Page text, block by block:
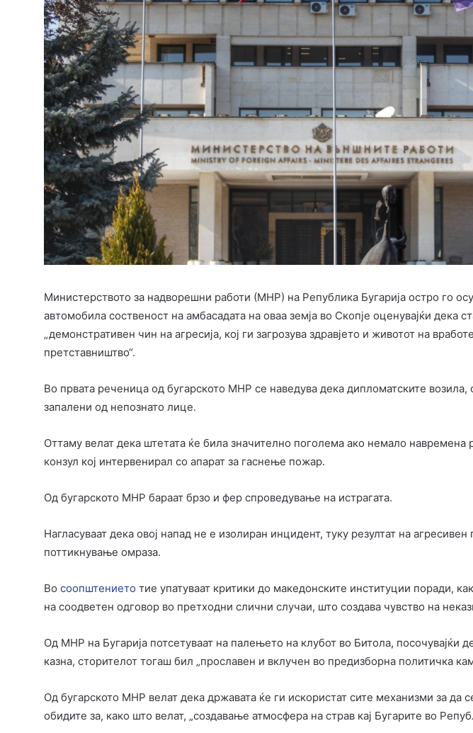
Министерството за надворешни работи (МНР) на Република Бугарија остро го
автомобила соственост на амбасадата на оваа земја во Скопје оценувајќи дека
„демонстративен чин на агресија, кој ги загрозува здравјето и животот на
претставништво“.
Во првата реченица од бугарското МНР се наведува дека дипломатските возила,
запалени од непознато лице.
Оттаму велат дека штетата ќе била значително поголема ако немало навремена
конзул кој интервенирал со апарат за гаснење пожар.
Од бугарското МНР бараат брзо и фер спроведување на истрагата.
Нагласуваат дека овој напад не е изолиран инцидент, туку резултат на
поттикнување омраза.
Во соопштението тие упатуваат критики до македонските институции поради,
на соодветен одговор во претходни слични случаи, што создава чувство на
Од МНР на Бугарија потсетуваат на палењето на клубот во Битола, посочувајќи
казна, сторителот тогаш бил „прославен и вклучен во предизборна политичка
Од бугарското МНР велат дека државата ќе ги искористат сите механизми за да
обидите за, како што велат, „создавање атмосфера на страв кај Бугарите во